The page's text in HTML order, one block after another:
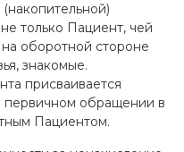
только Пациент, чей
оборотной стороне
знакомые.
присваивается
первичном обращении в
Пациентом.